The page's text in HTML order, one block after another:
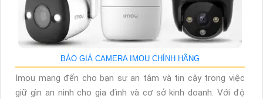
BÁO GIÁ CAMERA IMOU CHÍNH HÃNG
Imou mang đến cho bạn sự an tâm và tin cậy trong việc
giữ gìn an ninh cho gia đình và cơ sở kinh doanh. Với độ